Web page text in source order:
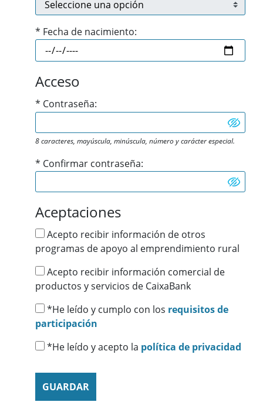
* Fecha de nacimiento:
Acceso
* Contraseña:
8 caracteres, mayúscula, minúscula, número y carácter especial.
* Confirmar contraseña:
Aceptaciones
Acepto recibir información de otros
programas de apoyo al emprendimiento rural
Acepto recibir información comercial de
productos y servicios de CaixaBank
*He leído y cumplo con los requisitos de
participación
*He leído y acepto la política de privacidad